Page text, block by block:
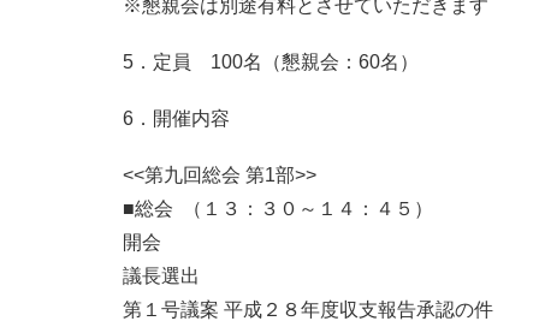
※懇親会は別途有料とさせていただきます
5．定員 100名（懇親会：60名）
6．開催内容
<<第九回総会 第1部>>
■総会 （１３：３０～１４：４５）
開会
議長選出
第１号議案 平成２８年度収支報告承認の件